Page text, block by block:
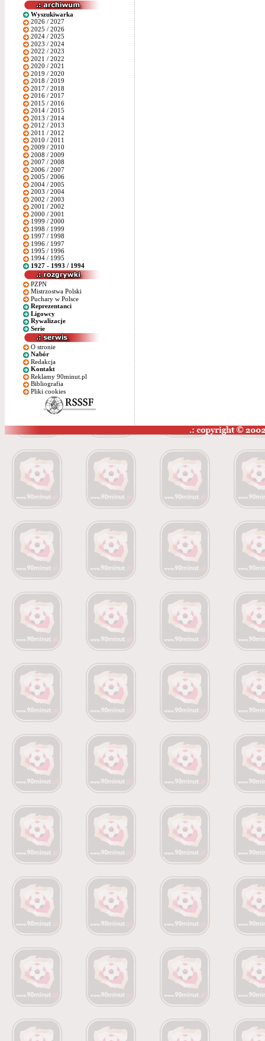
Wyszukiwarka
2026 / 2027
2025 / 2026
2024 / 2025
2023 / 2024
2022 / 2023
2021 / 2022
2020 / 2021
2019 / 2020
2018 / 2019
2017 / 2018
2016 / 2017
2015 / 2016
2014 / 2015
2013 / 2014
2012 / 2013
2011 / 2012
2010 / 2011
2009 / 2010
2008 / 2009
2007 / 2008
2006 / 2007
2005 / 2006
2004 / 2005
2003 / 2004
2002 / 2003
2001 / 2002
2000 / 2001
1999 / 2000
1998 / 1999
1997 / 1998
1996 / 1997
1995 / 1996
1994 / 1995
1927 - 1993 / 1994
PZPN
Mistrzostwa Polski
Puchary w Polsce
Reprezentanci
Ligowcy
Rywalizacje
Serie
O stronie
Nabór
Redakcja
Kontakt
Reklamy 90minut.pl
Bibliografia
Pliki cookies